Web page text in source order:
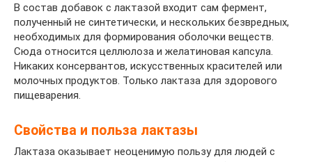
В состав добавок с лактазой входит сам фермент,
полученный не синтетически, и нескольких безвредных,
необходимых для формирования оболочки веществ.
Сюда относится целлюлоза и желатиновая капсула.
Никаких консервантов, искусственных красителей или
молочных продуктов. Только лактаза для здорового
пищеварения.
Свойства и польза лактазы
Лактаза оказывает неоценимую пользу для людей с